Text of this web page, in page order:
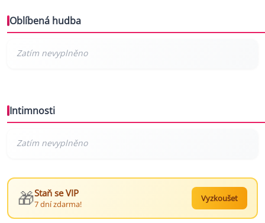
Oblíbená hudba
Intimnosti
🎁Staň se VIP
7 dní zdarma!
Vyzkoušet